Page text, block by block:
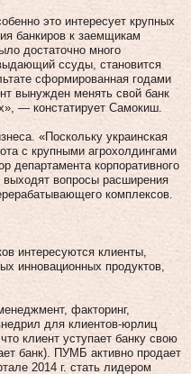
это интересует крупных
банкиров к заемщикам
достаточно много
ссуды, становится
сформированная годами
вынужден менять свой банк
— констатирует Самокиш.
«Поскольку украинская
с крупными агрохолдингами
департамента корпоративного
вопросы расширения
комплексов.
интересуются клиенты,
инновационных продуктов,
факторинг,
для клиентов-юрлиц
клиент уступает банку свою
банк). ПУМБ активно продает
2014 г. стать лидером